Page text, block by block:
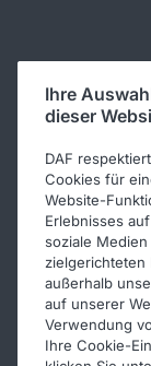
Ihre
dieser
DAF
Cookies für
Website-
Erlebnisses
soziale
zielgerichteten
außerhalb
auf unserer
Verwendung
Ihre Cookie-